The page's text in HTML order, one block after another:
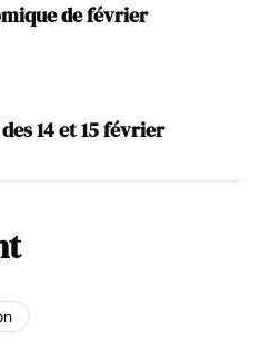
de février
14 et 15 février